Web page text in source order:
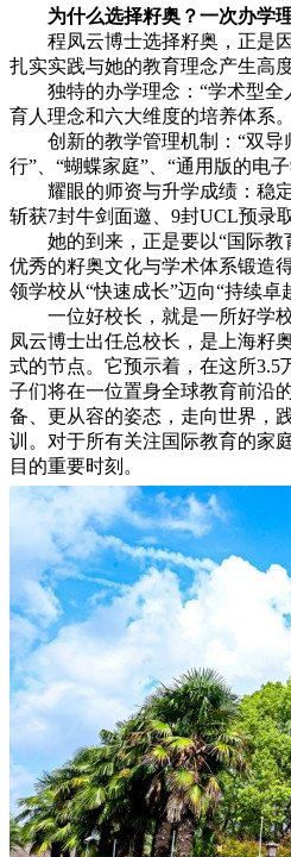
为什么选择籽奥？一次办学
程凤云博士选择籽奥，正是
扎实实践与她的教育理念产生高
独特的办学理念：“学术型
育人理念和六大维度的培养体系。
创新的教学管理机制：“双导
行”、“蝴蝶家庭”、“通用版的电子
耀眼的师资与升学成绩：稳
斩获7封牛剑面邀、9封UCL预录
她的到来，正是要以“国际
优秀的籽奥文化与学术体系锻造
领学校从“快速成长”迈向“持续卓
一位好校长，就是一所好学
凤云博士出任总校长，是上海籽
式的节点。它预示着，在这所3.5
子们将在一位置身全球教育前沿
备、更从容的姿态，走向世界，
训。对于所有关注国际教育的家
目的重要时刻。